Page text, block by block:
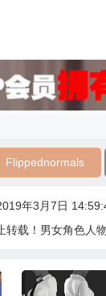
Flippednormals
年3月7日
转载！ 男女角色人